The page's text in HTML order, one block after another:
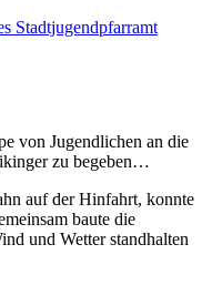
von Jugendlichen an die
zu begeben…
auf der Hinfahrt, konnte
baute die
und Wetter standhalten